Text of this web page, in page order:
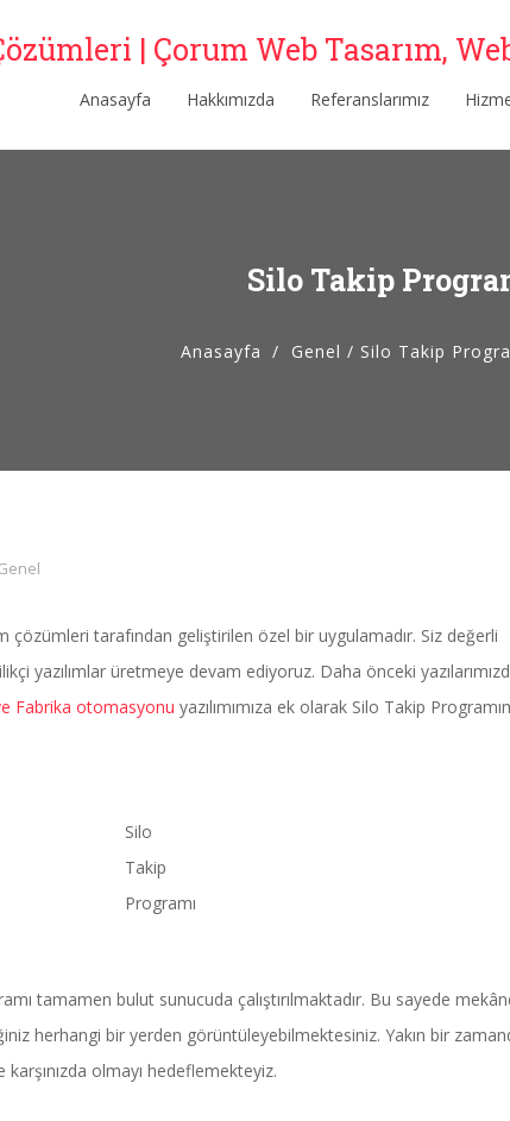
Anasayfa Hakkımızda Referanslarımız
Silo Takip
Anasayfa Genel / Silo Takip
çözümleri tarafından geliştirilen özel bir uygulamadır. Siz değerli
yazılımlar üretmeye devam ediyoruz. Daha önceki
Fabrika otomasyonu yazılımımıza ek olarak Silo Takip
Silo
Takip
Programı
tamamen bulut sunucuda çalıştırılmaktadır. Bu sayede
herhangi bir yerden görüntüleyebilmektesiniz. Yakın bir
karşınızda olmayı hedeflemekteyiz.